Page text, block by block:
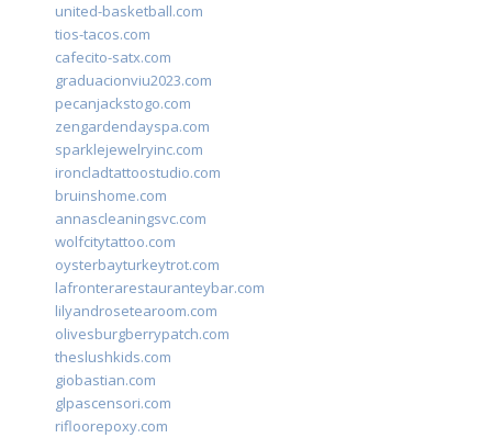
united-basketball.com
tios-tacos.com
cafecito-satx.com
graduacionviu2023.com
pecanjackstogo.com
zengardendayspa.com
sparklejewelryinc.com
ironcladtattoostudio.com
bruinshome.com
annascleaningsvc.com
wolfcitytattoo.com
oysterbayturkeytrot.com
lafronterarestauranteybar.com
lilyandrosetearoom.com
olivesburgberrypatch.com
theslushkids.com
giobastian.com
glpascensori.com
rifloorepoxy.com